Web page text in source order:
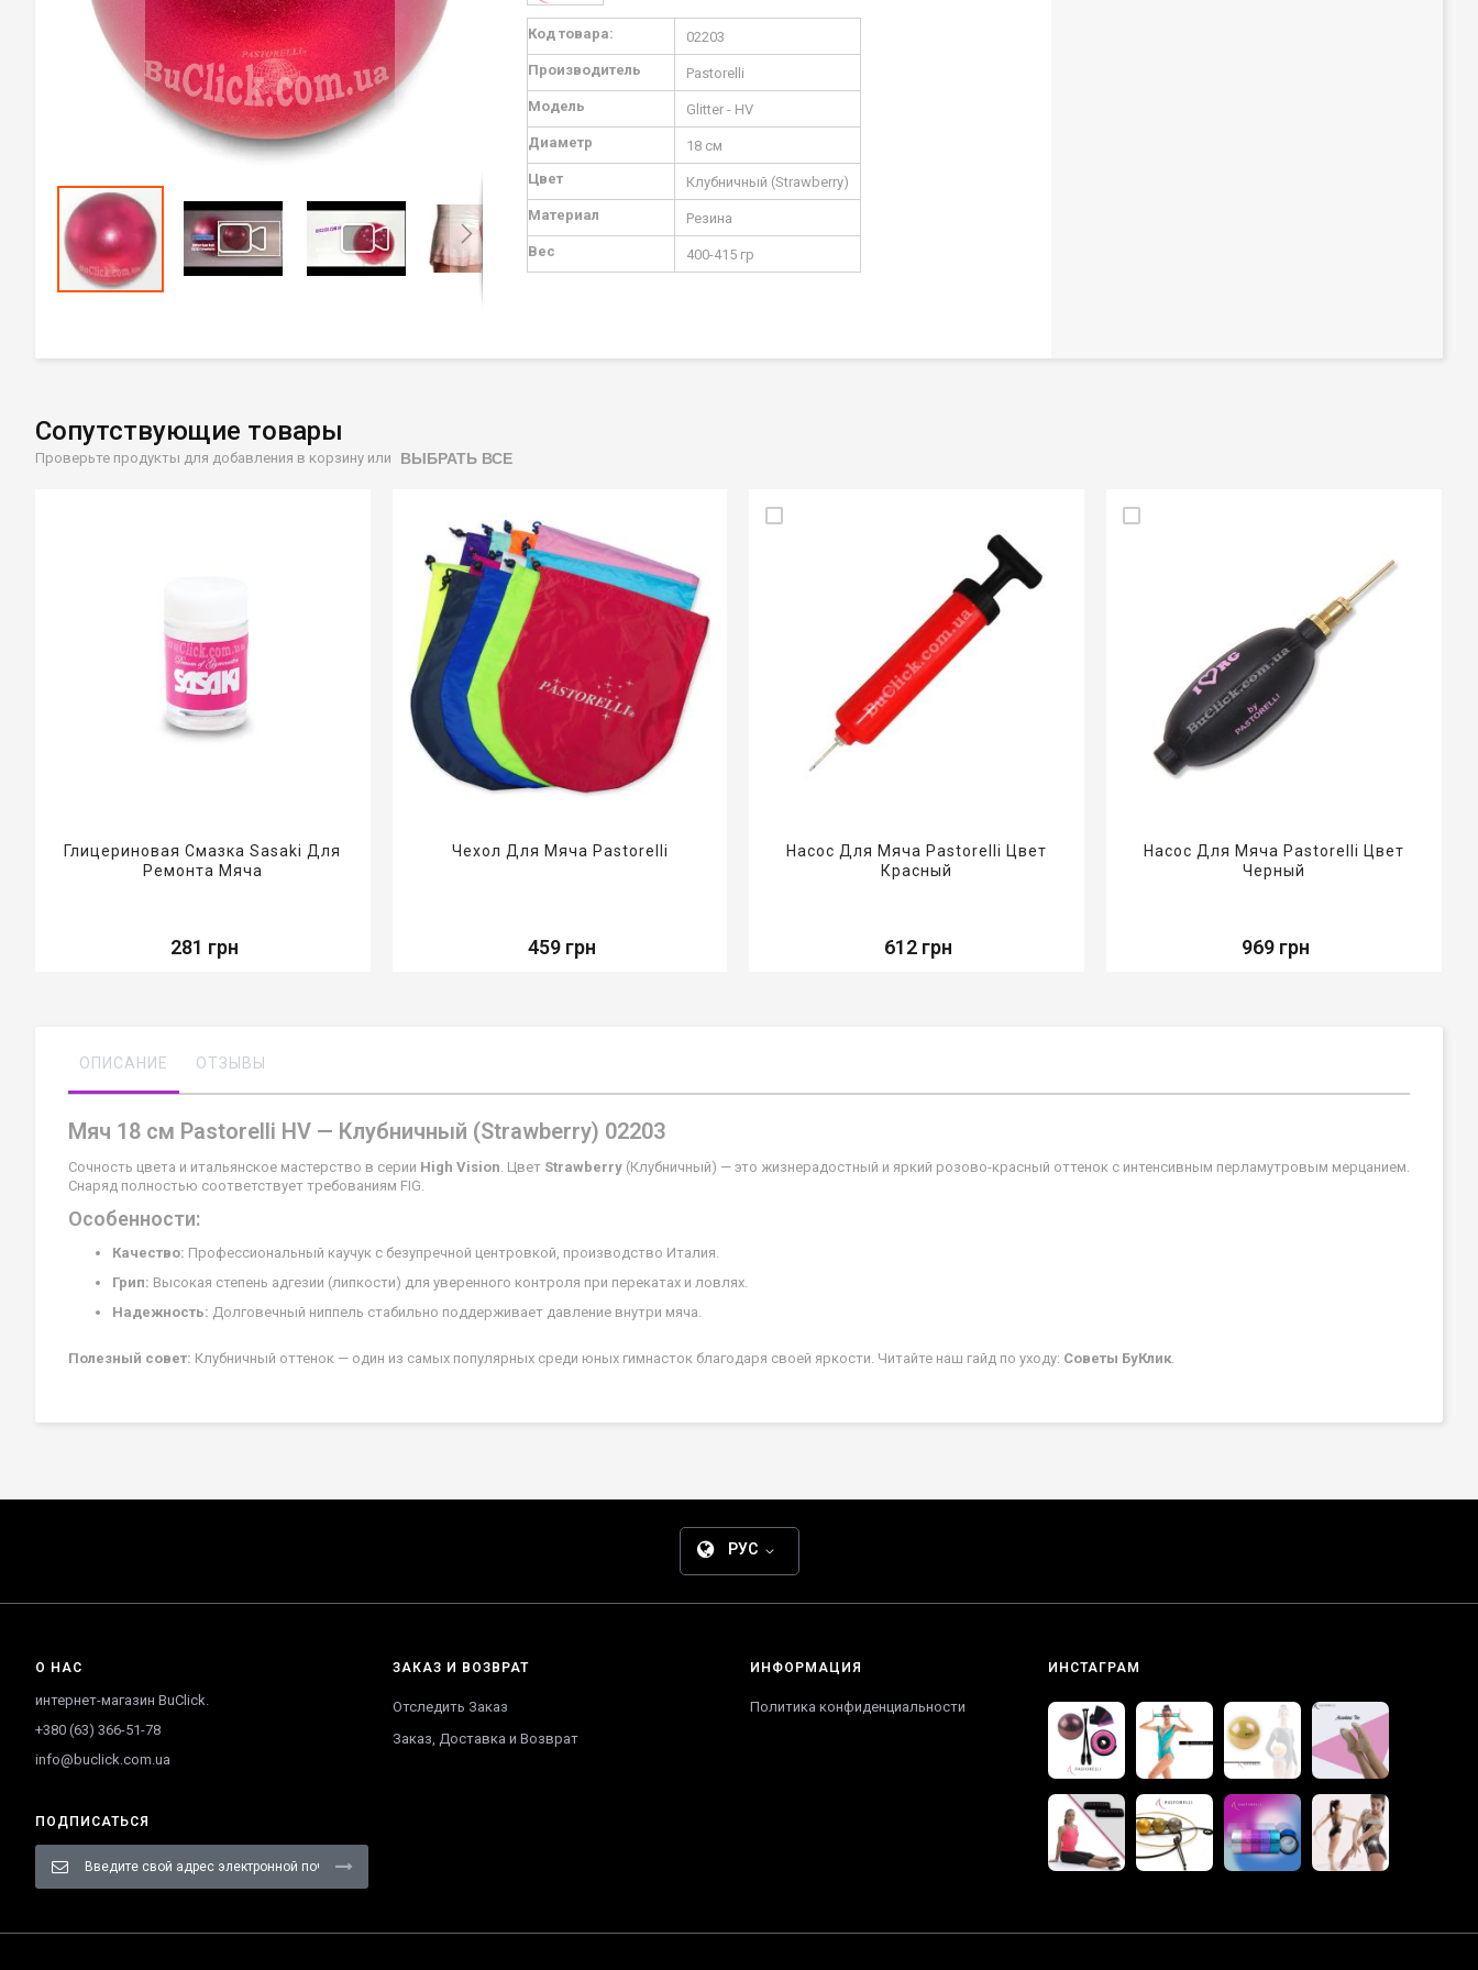
Подробная
информация
Код товара:
02203
Производитель
Pastorelli
Модель
Glitter - HV
Диаметр
18 см
Цвет
Клубничный (Strawberry)
Материал
Резина
Вес
400-415 гр
Сопутствующие товары
Проверьте продукты для добавления в корзину или ВЫБРАТЬ ВСЕ
Глицериновая Смазка Sasaki Для
Ремонта Мяча
281 грн
Чехол Для Мяча Pastorelli
459 грн
Насос Для Мяча Pastorelli Цвет
Красный
612 грн
Насос Для Мяча Pastorelli Цвет
Черный
969 грн
ОПИСАНИЕ ОТЗЫВЫ
Мяч 18 см Pastorelli HV — Клубничный (Strawberry) 02203
Сочность цвета и итальянское мастерство в серии High Vision . Цвет Strawberry (Клубничный) — это жизнерадостный и яркий розово-красный оттенок с интенсивным перламутровым мерцанием.
Снаряд полностью соответствует требованиям FIG.
Особенности:
Качество: Профессиональный каучук с безупречной центровкой, производство Италия.
Грип: Высокая степень адгезии (липкости) для уверенного контроля при перекатах и ловлях.
Надежность: Долговечный ниппель стабильно поддерживает давление внутри мяча.
Полезный совет: Клубничный оттенок — один из самых популярных среди юных гимнасток благодаря своей яркости. Читайте наш гайд по уходу: Советы БуКлик
РУС
О НАС
интернет-магазин BuClick.
+380 (63) 366-51-78
info@buclick.com.ua
ПОДПИСАТЬСЯ
Up
for
ЗАКАЗ И ВОЗВРАТ
Отследить Заказ
Заказ, Доставка и Возврат
ИНФОРМАЦИЯ
Политика конфиденциальности
ИНСТАГРАМ